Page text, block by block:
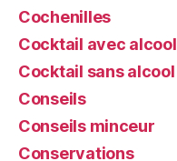
Cochenilles
Cocktail avec alcool
Cocktail sans alcool
Conseils
Conseils minceur
Conservations